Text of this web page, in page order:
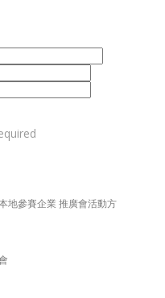
地參賽企業 推廣會活動方